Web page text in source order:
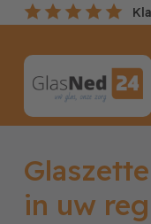
Skip
main
content
in uw